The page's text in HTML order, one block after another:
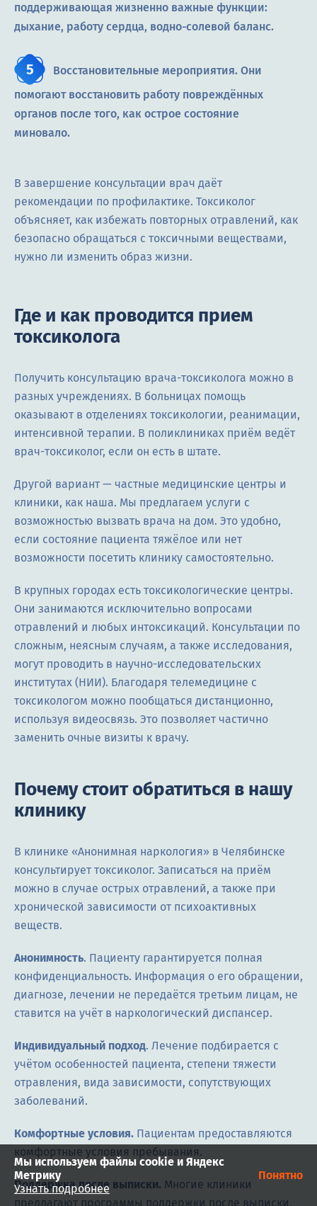
поддерживающая жизненно важные функции:
дыхание, работу сердца, водно-солевой баланс.
Восстановительные мероприятия. Они
помогают восстановить работу повреждённых
органов после того, как острое состояние
миновало.
В завершение консультации врач даёт
рекомендации по профилактике. Токсиколог
объясняет, как избежать повторных отравлений, как
безопасно обращаться с токсичными веществами,
нужно ли изменить образ жизни.
Где и как проводится прием
токсиколога
Получить консультацию врача-токсиколога можно в
разных учреждениях. В больницах помощь
оказывают в отделениях токсикологии, реанимации,
интенсивной терапии. В поликлиниках приём ведёт
врач-токсиколог, если он есть в штате.
Другой вариант — частные медицинские центры и
клиники, как наша. Мы предлагаем услуги с
возможностью вызвать врача на дом. Это удобно,
если состояние пациента тяжёлое или нет
возможности посетить клинику самостоятельно.
В крупных городах есть токсикологические центры.
Они занимаются исключительно вопросами
отравлений и любых интоксикаций. Консультации по
сложным, неясным случаям, а также исследования,
могут проводить в научно-исследовательских
институтах (НИИ). Благодаря телемедицине с
токсикологом можно пообщаться дистанционно,
используя видеосвязь. Это позволяет частично
заменить очные визиты к врачу.
Почему стоит обратиться в нашу
клинику
В клинике «Анонимная наркология» в Челябинске
консультирует токсиколог. Записаться на приём
можно в случае острых отравлений, а также при
хронической зависимости от психоактивных
веществ.
Анонимность. Пациенту гарантируется полная
конфиденциальность. Информация о его обращении,
диагнозе, лечении не передаётся третьим лицам, не
ставится на учёт в наркологический диспансер.
Индивидуальный подход. Лечение подбирается с
учётом особенностей пациента, степени тяжести
отравления, вида зависимости, сопутствующих
заболеваний.
Комфортные условия. Пациентам предоставляются
комфортные условия пребывания.
Поддержка после выписки. Многие клиники
предлагают программы поддержки после выписки,
Мы используем файлы cookie и Яндекс
Метрику
Узнать подробнее
Понятно